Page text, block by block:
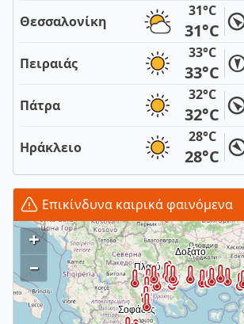
Θεσσαλονίκη
31°C
31°C
Πειραιάς
33°C
33°C
Πάτρα
32°C
32°C
Ηράκλειο
28°C
28°C
Επικίνδυνα καιρικά φαινόμενα
+
–